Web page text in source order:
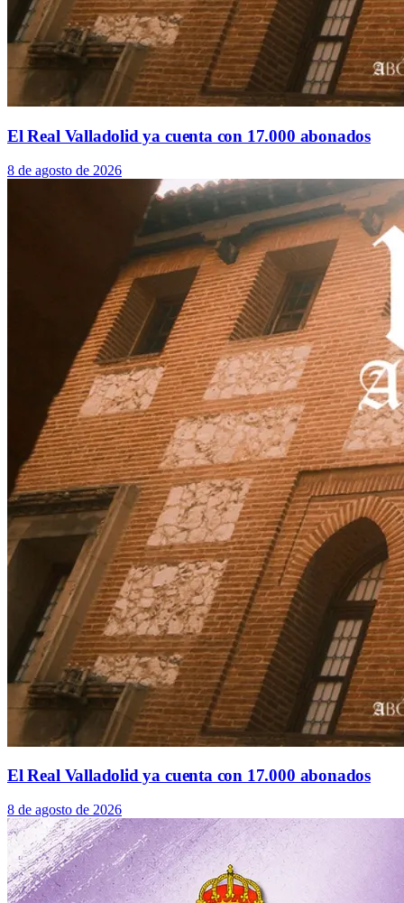
El Real Valladolid ya cuenta con 17.000 abonados
8 de agosto de 2026
El Real Valladolid ya cuenta con 17.000 abonados
8 de agosto de 2026